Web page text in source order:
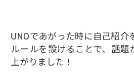
UNOであがった時に自己紹介
ルールを設けることで、話題
上がりました！